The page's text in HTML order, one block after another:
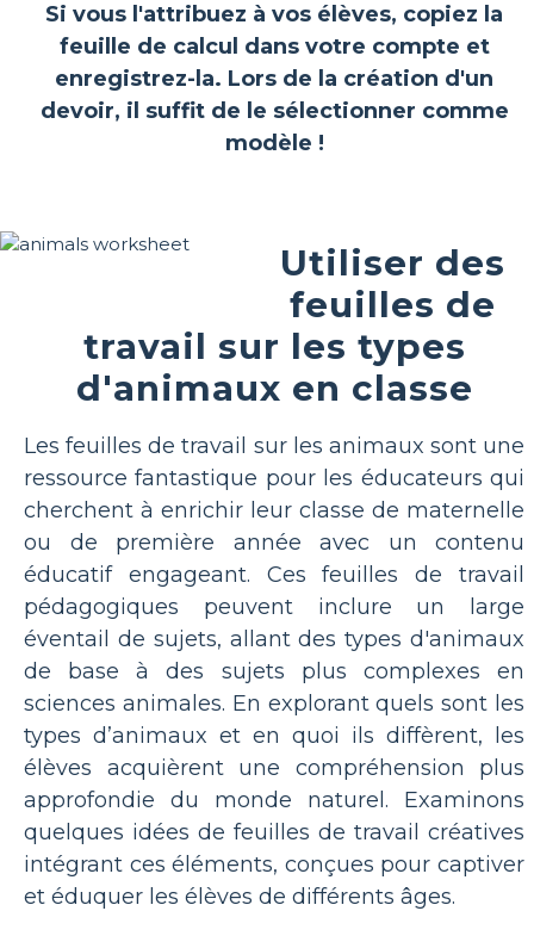
Si vous l'attribuez à vos élèves, copiez la
feuille de calcul dans votre compte et
enregistrez-la. Lors de la création d'un
devoir, il suffit de le sélectionner comme
modèle !
Utiliser des
feuilles de
travail sur les types
d'animaux en classe
Les feuilles de travail sur les animaux sont une
ressource fantastique pour les éducateurs qui
cherchent à enrichir leur classe de maternelle
ou de première année avec un contenu
éducatif engageant. Ces feuilles de travail
pédagogiques peuvent inclure un large
éventail de sujets, allant des types d'animaux
de base à des sujets plus complexes en
sciences animales. En explorant quels sont les
types d’animaux et en quoi ils diffèrent, les
élèves acquièrent une compréhension plus
approfondie du monde naturel. Examinons
quelques idées de feuilles de travail créatives
intégrant ces éléments, conçues pour captiver
et éduquer les élèves de différents âges.